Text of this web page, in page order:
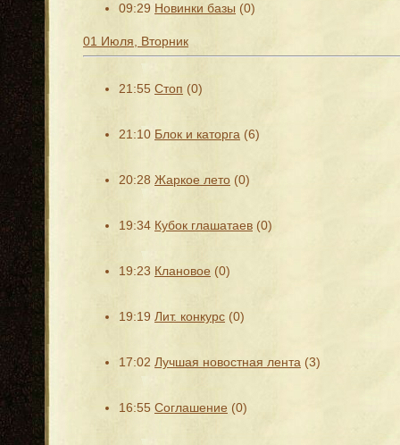
09:29 Новинки базы (0)
01 Июля, Вторник
21:55 Стоп (0)
21:10 Блок и каторга (6)
20:28 Жаркое лето (0)
19:34 Кубок глашатаев (0)
19:23 Клановое (0)
19:19 Лит. конкурс (0)
17:02 Лучшая новостная лента (3)
16:55 Соглашение (0)